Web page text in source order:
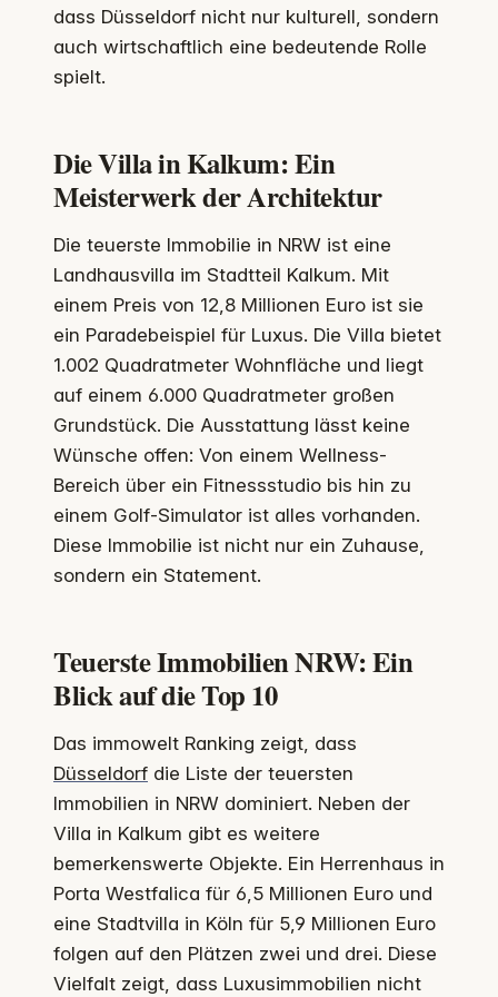
dass Düsseldorf nicht nur kulturell, sondern
auch wirtschaftlich eine bedeutende Rolle
spielt.
Die Villa in Kalkum: Ein
Meisterwerk der Architektur
Die teuerste Immobilie in NRW ist eine
Landhausvilla im Stadtteil Kalkum. Mit
einem Preis von 12,8 Millionen Euro ist sie
ein Paradebeispiel für Luxus. Die Villa bietet
1.002 Quadratmeter Wohnfläche und liegt
auf einem 6.000 Quadratmeter großen
Grundstück. Die Ausstattung lässt keine
Wünsche offen: Von einem Wellness-
Bereich über ein Fitnessstudio bis hin zu
einem Golf-Simulator ist alles vorhanden.
Diese Immobilie ist nicht nur ein Zuhause,
sondern ein Statement.
Teuerste Immobilien NRW: Ein
Blick auf die Top 10
Das immowelt Ranking zeigt, dass
Düsseldorf die Liste der teuersten
Immobilien in NRW dominiert. Neben der
Villa in Kalkum gibt es weitere
bemerkenswerte Objekte. Ein Herrenhaus in
Porta Westfalica für 6,5 Millionen Euro und
eine Stadtvilla in Köln für 5,9 Millionen Euro
folgen auf den Plätzen zwei und drei. Diese
Vielfalt zeigt, dass Luxusimmobilien nicht